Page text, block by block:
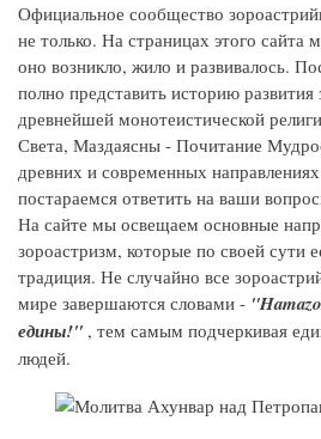
Официальное сообщество
не только. На страницах этого сайта
оно возникло, жило и развивалось.
полно представить историю развития
древнейшей монотеистической
Света, Маздаясны - Почитание
древних и современных
постараемся ответить на ваши
На сайте мы освещаем основные
зороастризм, которые по своей сути
традиция. Не случайно все
мире завершаются словами -
едины!" , тем самым подчеркивая
людей.